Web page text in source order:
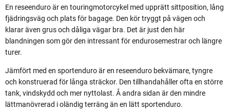
En reseenduro är en touringmotorcykel med upprätt sittposition, lång
fjädringsväg och plats för bagage. Den kör tryggt på vägen och
klarar även grus och dåliga vägar bra. Det är just den här
blandningen som gör den intressant för endurosemestrar och längre
turer.
Jämfört med en sportenduro är en reseenduro bekvämare, tyngre
och konstruerad för långa sträckor. Den tillhandahåller ofta en större
tank, vindskydd och mer nyttolast. Å andra sidan är den mindre
lättmanövrerad i oländig terräng än en lätt sportenduro.